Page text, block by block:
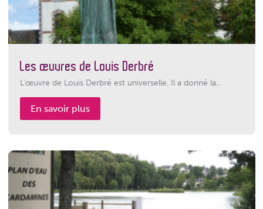
Les œuvres de Louis Derbré
L’œuvre de Louis Derbré est universelle. Il a donné la...
En savoir plus